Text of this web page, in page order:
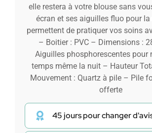
elle restera à votre blouse sans
écran et ses aiguilles fluo pour la
permettent de pratiquer vos soins
– Boitier : PVC – Dimensions :
Aiguilles phosphorescentes pour
temps même la nuit – Hauteur
Mouvement : Quartz à pile – Pile
offerte
45 jours pour changer